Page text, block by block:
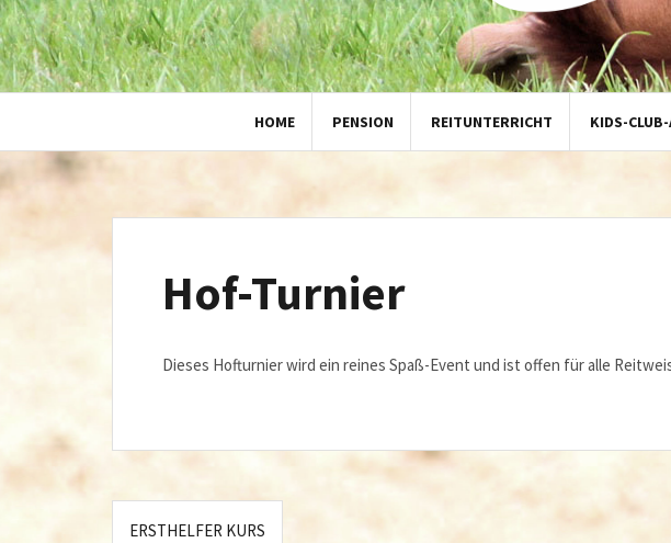
HOME PENSION REITUNTERRICHT KIDS-
Hof-Turnier
Dieses Hofturnier wird ein reines Spaß-Event und ist offen für alle
Beitragsnavigation
ERSTHELFER KURS